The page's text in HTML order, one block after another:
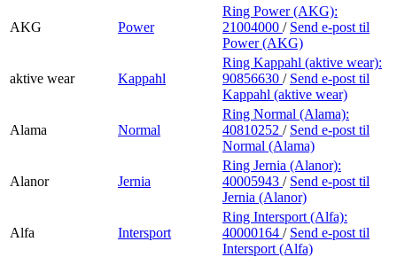
AKG Power
Ring Power (AKG):
21004000 / Send e-post til
Power (AKG)
aktive wear Kappahl
Ring Kappahl (aktive wear):
90856630 / Send e-post til
Kappahl (aktive wear)
Alama Normal
Ring Normal (Alama):
40810252 / Send e-post til
Normal (Alama)
Alanor Jernia
Ring Jernia (Alanor):
40005943 / Send e-post til
Jernia (Alanor)
Alfa Intersport
Ring Intersport (Alfa):
40000164 / Send e-post til
Intersport (Alfa)